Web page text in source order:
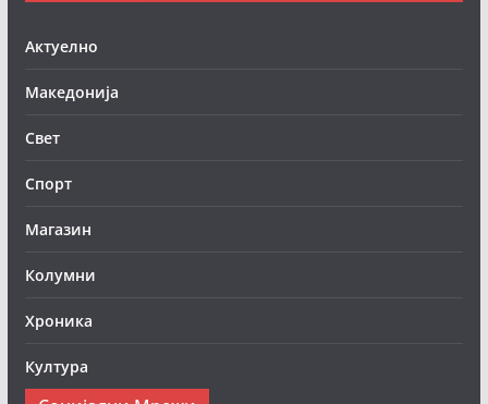
Актуелно
Македонија
Свет
Спорт
Магазин
Колумни
Хроника
Култура